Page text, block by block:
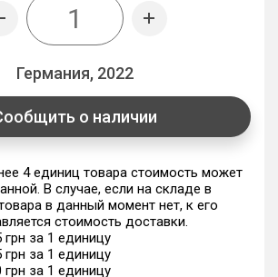
Германия, 2022
о наличии
4 единиц товара стоимость может
В случае, если на складе в
в данный момент нет, к его
стоимость доставки.
грн за 1 единицу
грн за 1 единицу
грн за 1 единицу